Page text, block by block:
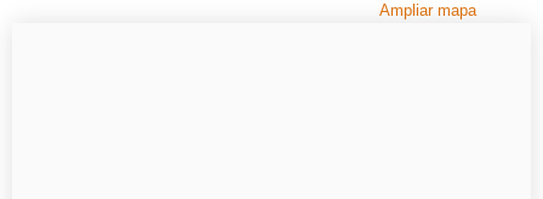
Ampliar mapa